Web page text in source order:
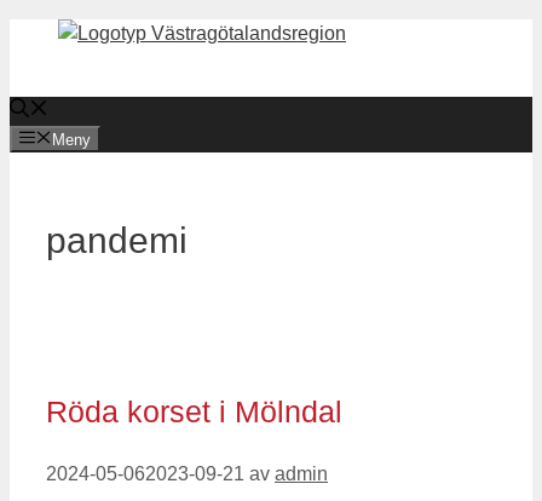
Hoppa
Meny
pandemi
Röda korset i Mölndal
2024-05-062023-09-21 av admin